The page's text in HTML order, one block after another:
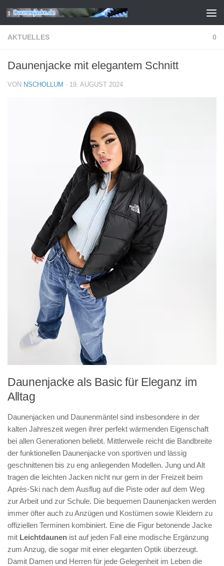
Zum Inhalt springen
AKTUELLES 0
Daunenjacke mit elegantem Schnitt
VON NSCHOLLUM · 19. AUGUST 2024
Daunenjacke als Basic für Eleganz im
Alltag
Daunenjacken und Daunenmäntel sind insbesondere in der
kalten Jahreszeit wegen ihrer perfekt wärmenden Eigenschaft
bei allen Generationen beliebt. Mittlerweile reicht die Bandbreite
der funktionellen Daunenjacke von sportiven und lässig
geschnittenen bis zu eng anliegenden Modellen. Jung und Alt
tragen die leichten Jacken nicht nur gern in der Freizeit beim
Après-Ski nach dem Ausflug auf die Piste oder auf dem Weg
zur Arbeit und zur Schule. Die bequemen Daunenjacken werden
immer öfter auch zu Anzügen und Kostümen sowie Kleidern zu
offiziellen Terminen kombiniert. Eine die Figur betonende Jacke
mit Leichtdaunen ist auf jeden Fall eine modische Ergänzung
zum Anzug, die sogar mit einer eleganten Optik überzeugt.
Damit Damen und Herren für jede Gelegenheit im Leben die